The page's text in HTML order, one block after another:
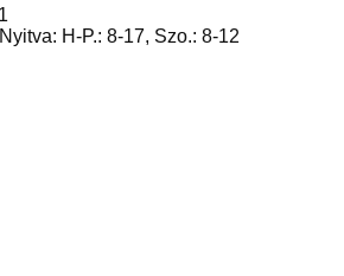
H-P.: 8-17, Szo.: 8-12